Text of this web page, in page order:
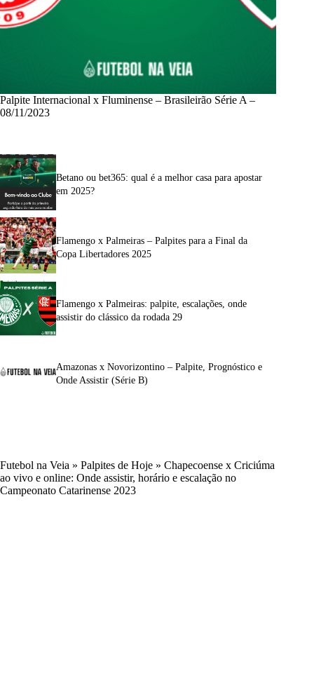
Palpite Internacional x Fluminense – Brasileirão Série A –
08/11/2023
Betano ou bet365: qual é a melhor casa para apostar
em 2025?
Flamengo x Palmeiras – Palpites para a Final da
Copa Libertadores 2025
Flamengo x Palmeiras: palpite, escalações, onde
assistir do clássico da rodada 29
Amazonas x Novorizontino – Palpite, Prognóstico e
Onde Assistir (Série B)
Futebol na Veia » Palpites de Hoje » Chapecoense x Criciúma
ao vivo e online: Onde assistir, horário e escalação no
Campeonato Catarinense 2023